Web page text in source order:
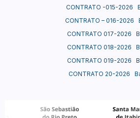
CONTRATO -015-2026
CONTRATO – 016-2026
CONTRATO 017-2026
CONTRATO 018-2026
CONTRATO 019-2026
CONTRATO 20-2026